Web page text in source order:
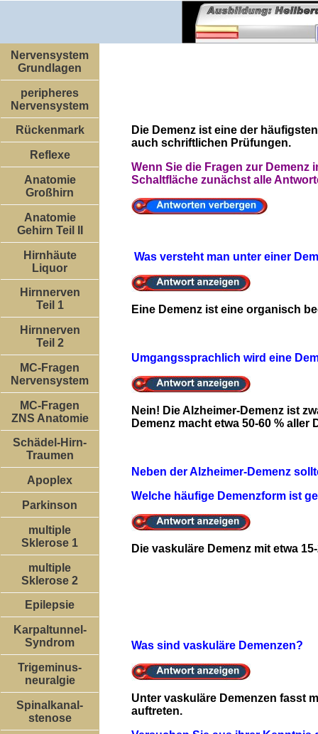
Nervensystem
Grundlagen
peripheres
Nervensystem
Rückenmark
Reflexe
Anatomie
Großhirn
Anatomie
Gehirn Teil II
Hirnhäute
Liquor
Hirnnerven
Teil 1
Hirnnerven
Teil 2
MC-Fragen
Nervensystem
MC-Fragen
ZNS Anatomie
Schädel-Hirn-
Traumen
Apoplex
Parkinson
multiple
Sklerose 1
multiple
Sklerose 2
Epilepsie
Karpaltunnel-
Syndrom
Trigeminus-
neuralgie
Spinalkanal-
stenose
Die Demenz ist eine der
auch schriftlichen Prüfungen.
Wenn Sie die Fragen zur
Schaltfläche zunächst alle
Was versteht man unter einer
Eine Demenz ist eine organisch
Umgangssprachlich wird eine
Nein! Die Alzheimer-Demenz ist
Demenz macht etwa 50-60 % aller
Neben der Alzheimer-Demenz
Welche häufige Demenzform ist
Die vaskuläre Demenz mit etwa
Was sind vaskuläre Demenzen?
Unter vaskuläre Demenzen fasst
auftreten.